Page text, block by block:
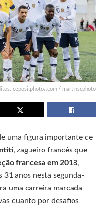
depositphotos.com / martinscphoto
uma figura importante de
, zagueiro francês que
francesa em 2018,
31 anos nesta segunda-
uma carreira marcada
quanto por desafios